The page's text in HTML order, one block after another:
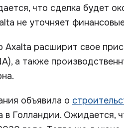
что сделка будет
не уточняет
расширит свое
а также
объявила о
в Голландии. Ожидается,